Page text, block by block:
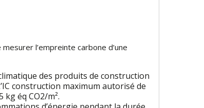
l’empreinte carbone d’une
des produits de construction
construction maximum autorisé de
éq CO2/m².